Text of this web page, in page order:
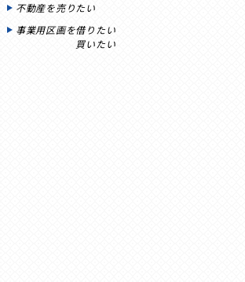
不動産を売りたい
事業用区画を借りたい
買いたい